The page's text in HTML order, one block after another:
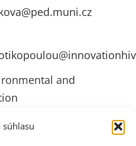
súhlasu
and